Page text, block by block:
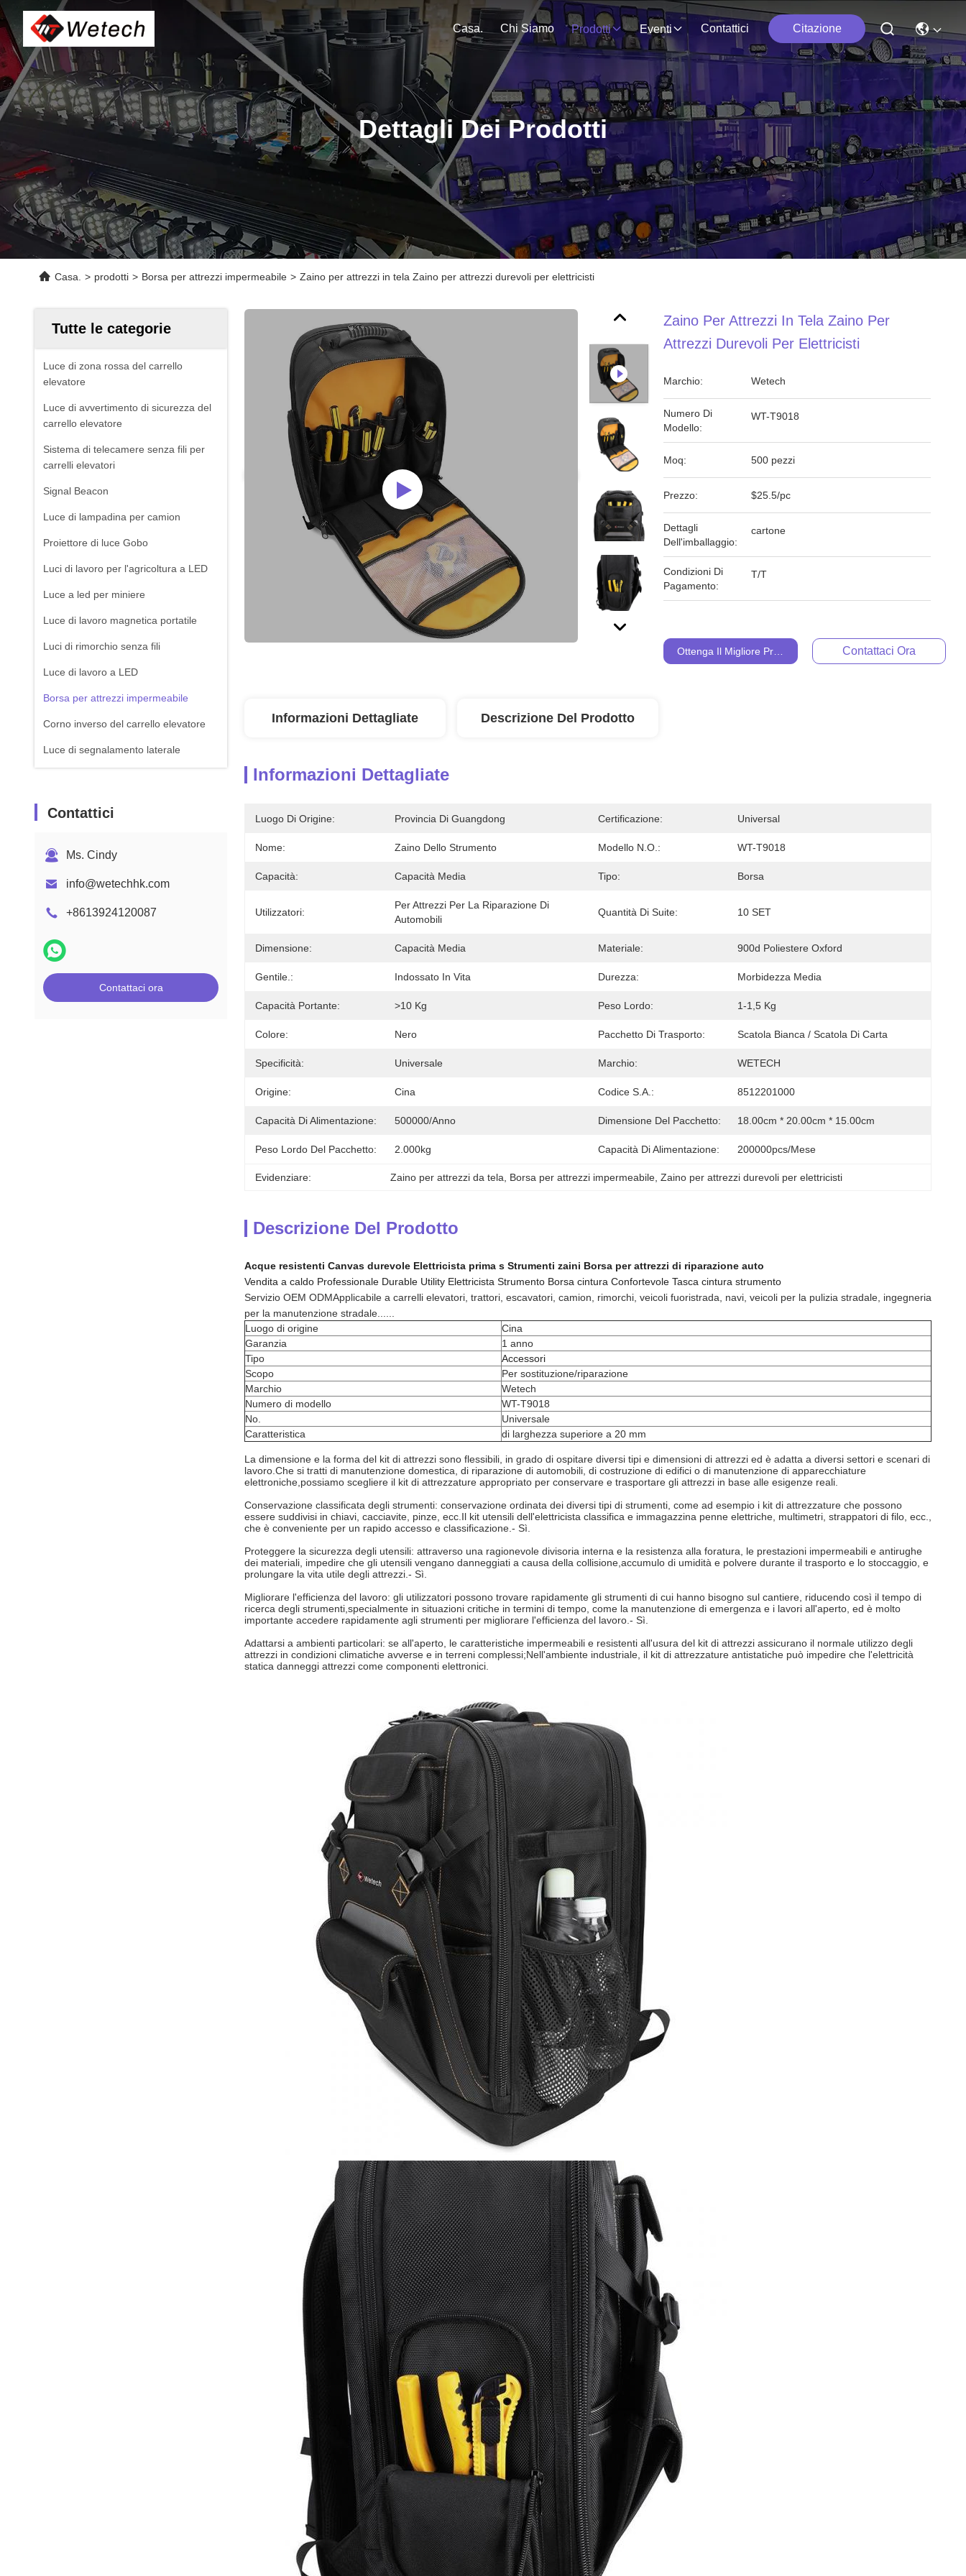
Casa. Chi Siamo Prodotti Eventi Contattici Citazione
Dettagli Dei Prodotti
Casa. > prodotti > Borsa per attrezzi impermeabile > Zaino per attrezzi in tela Zaino per attrezzi durevoli per elettricisti
Tutte le categorie
Luce di zona rossa del carrello
elevatore
Luce di avvertimento di sicurezza del
carrello elevatore
Sistema di telecamere senza fili per
carrelli elevatori
Signal Beacon
Luce di lampadina per camion
Proiettore di luce Gobo
Luci di lavoro per l'agricoltura a LED
Luce a led per miniere
Luce di lavoro magnetica portatile
Luci di rimorchio senza fili
Luce di lavoro a LED
Borsa per attrezzi impermeabile
Corno inverso del carrello elevatore
Luce di segnalamento laterale
Contattici
Ms. Cindy
info@wetechhk.com
+8613924120087
Contattaci ora
Zaino Per Attrezzi In Tela Zaino Per
Attrezzi Durevoli Per Elettricisti
Marchio: Wetech
Numero Di
Modello:
WT-T9018
Moq: 500 pezzi
Prezzo: $25.5/pc
Dettagli
Dell'imballaggio:
cartone
Condizioni Di
Pagamento:
T/T
Ottenga Il Migliore Prezzo Contattaci Ora
Informazioni Dettagliate Descrizione Del Prodotto
Informazioni Dettagliate
Luogo Di Origine: Provincia Di Guangdong Certificazione: Universal
Nome: Zaino Dello Strumento Modello N.O.: WT-T9018
Capacità: Capacità Media Tipo: Borsa
Utilizzatori:
Per Attrezzi Per La Riparazione Di
Automobili
Quantità Di Suite: 10 SET
Dimensione: Capacità Media Materiale: 900d Poliestere Oxford
Gentile.: Indossato In Vita Durezza: Morbidezza Media
Capacità Portante: >10 Kg Peso Lordo: 1-1,5 Kg
Colore: Nero Pacchetto Di Trasporto: Scatola Bianca / Scatola Di Carta
Specificità: Universale Marchio: WETECH
Origine: Cina Codice S.A.: 8512201000
Capacità Di Alimentazione: 500000/anno Dimensione Del Pacchetto: 18.00cm * 20.00cm * 15.00cm
Peso Lordo Del Pacchetto: 2.000kg Capacità Di Alimentazione: 200000pcs/mese
Evidenziare: Zaino per attrezzi da tela Borsa per attrezzi impermeabile , Zaino per attrezzi durevoli per elettricisti
Descrizione Del Prodotto
Acque resistenti Canvas durevole Elettricista prima s Strumenti zaini Borsa per attrezzi di riparazione auto
Vendita a caldo Professionale Durable Utility Elettricista Strumento Borsa cintura Confortevole Tasca cintura strumento
Servizio OEM ODMApplicabile a carrelli elevatori, trattori, escavatori, camion, rimorchi, veicoli fuoristrada, navi, veicoli per la pulizia stradale, ingegneria
per la manutenzione stradale......
Luogo di origine
Cina
Garanzia
1 anno
Tipo
Accessori
Scopo
Per sostituzione/riparazione
Marchio
Wetech
Numero di modello
WT-T9018
No.
Universale
Caratteristica
di larghezza superiore a 20 mm
La dimensione e la forma del kit di attrezzi sono flessibili, in grado di ospitare diversi tipi e dimensioni di attrezzi ed è adatta a diversi settori e scenari di
lavoro. Che si tratti di manutenzione domestica, di riparazione di automobili, di costruzione di edifici o di manutenzione di apparecchiature
elettroniche,possiamo scegliere il kit di attrezzature appropriato per conservare e trasportare gli attrezzi in base alle esigenze reali.
Conservazione classificata degli strumenti: conservazione ordinata dei diversi tipi di strumenti, come ad esempio i kit di attrezzature che possono
essere suddivisi in chiavi, cacciavite, pinze, ecc. Il kit utensili dell'elettricista classifica e immagazzina penne elettriche, multimetri, strappatori di filo, ecc.,
che è conveniente per un rapido accesso e classificazione. - Sì.
Proteggere la sicurezza degli utensili: attraverso una ragionevole divisoria interna e la resistenza alla foratura, le prestazioni impermeabili e antirughe
dei materiali, impedire che gli utensili vengano danneggiati a causa della collisione,accumulo di umidità e polvere durante il trasporto e lo stoccaggio, e
prolungare la vita utile degli attrezzi. - Sì.
Migliorare l'efficienza del lavoro: gli utilizzatori possono trovare rapidamente gli strumenti di cui hanno bisogno sul cantiere, riducendo così il tempo di
ricerca degli strumenti,specialmente in situazioni critiche in termini di tempo, come la manutenzione di emergenza e i lavori all'aperto, ed è molto
importante accedere rapidamente agli strumenti per migliorare l'efficienza del lavoro. - Sì.
Adattarsi a ambienti particolari: se all'aperto, le caratteristiche impermeabili e resistenti all'usura del kit di attrezzi assicurano il normale utilizzo degli
attrezzi in condizioni climatiche avverse e in terreni complessi;Nell'ambiente industriale, il kit di attrezzature antistatiche può impedire che l'elettricità
statica danneggi attrezzi come componenti elettronici.